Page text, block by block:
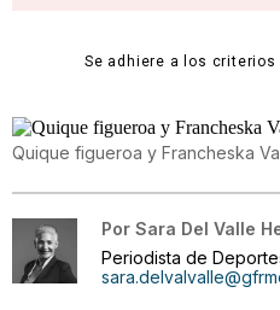
Se adhiere a los criterios
Quique figueroa y Francheska
Por Sara Del Valle
Periodista de